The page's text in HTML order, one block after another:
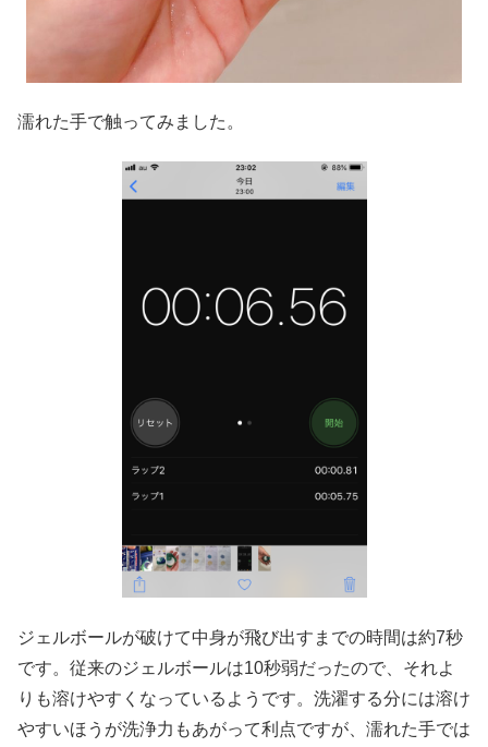
濡れた手で触ってみました。
ジェルボールが破けて中身が飛び出すまでの時間は約7秒
です。従来のジェルボールは10秒弱だったので、それよ
りも溶けやすくなっているようです。洗濯する分には溶け
やすいほうが洗浄力もあがって利点ですが、濡れた手では